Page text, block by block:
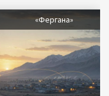
«Фергана»